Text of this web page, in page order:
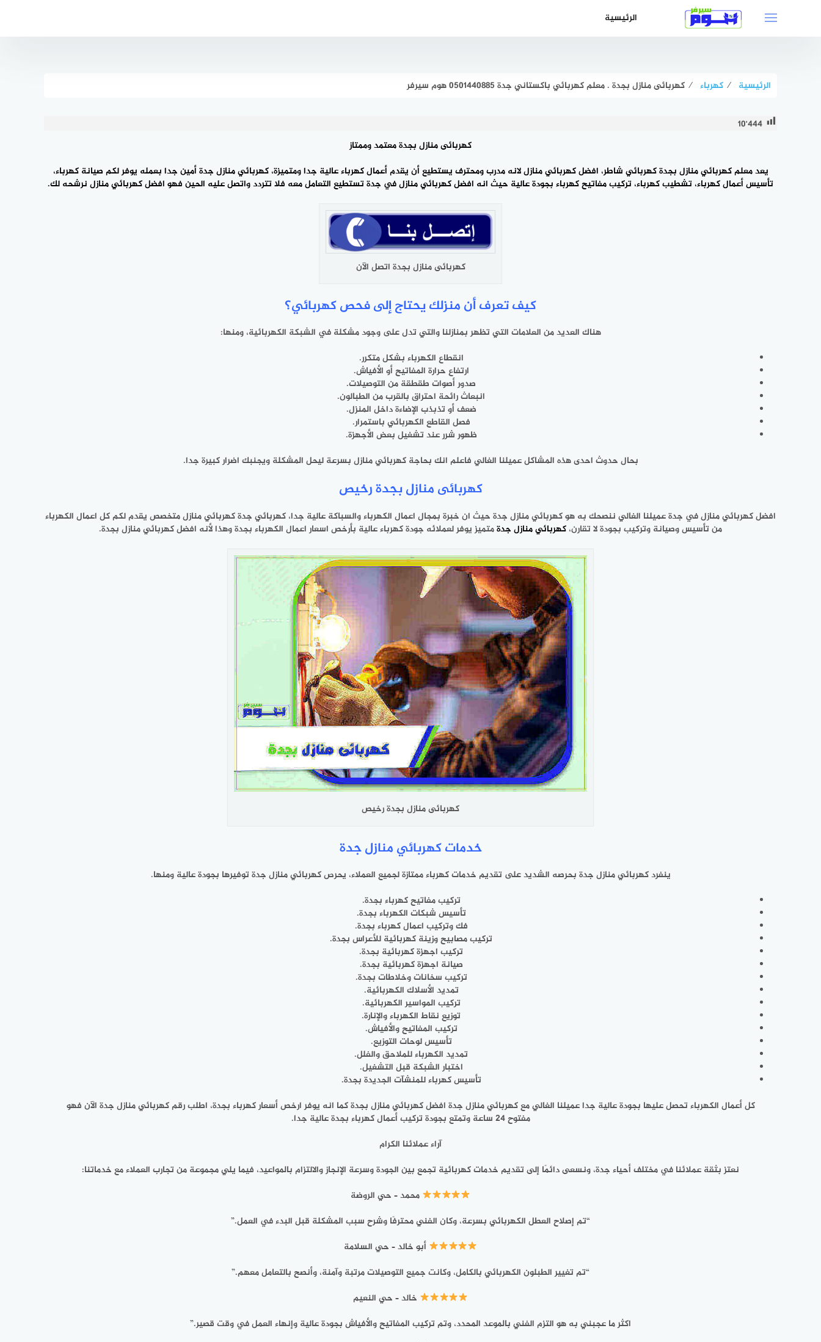
الرئيسية
الرئيسية ⁄ كهرباء ⁄ كهربائى منازل بجدة . معلم كهربائي باكستاني جدة 0501440885 هوم سيرفر
10٬444
كهربائى منازل بجدة معتمد وممتاز
يعد معلم كهربائي منازل بجدة كهربائي شاطر، افضل كهربائي منازل لانه مدرب ومحترف يستطيع أن يقدم أعمال كهرباء عالية جدا ومتميزة، كهربائي منازل جدة أمين جدا بعمله يوفر لكم صيانة كهرباء،
تأسيس أعمال كهرباء، تشطيب كهرباء، تركيب مفاتيح كهرباء بجودة عالية حيث انه افضل كهربائي منازل في جدة تستطيع التعامل معه فلا تتردد واتصل عليه الحين فهو افضل كهربائيمنازل نرشحه لك.
كهربائى منازل بجدة اتصل الآن
كيف تعرف أن منزلك يحتاج إلى فحص كهربائي؟
هناك العديد من العلامات التي تظهر بمنازلنا والتي تدل على وجود مشكلة في الشبكة الكهربائية، ومنها:
انقطاع الكهرباء بشكل متكرر.
ارتفاع حرارة المفاتيح أو الأفياش.
صدور أصوات طقطقة من التوصيلات.
انبعاث رائحة احتراق بالقرب من الطبالون.
ضعف أو تذبذب الإضاءة داخل المنزل.
فصل القاطع الكهربائي باستمرار.
ظهور شرر عند تشغيل بعض الأجهزة.
بحال حدوث احدى هذه المشاكل عميلنا الغالي فاعلم انك بحاجة كهربائي منازل بسرعة ليحل المشكلة ويجنبك اضرار كبيرة جدا.
كهربائى منازل بجدة رخيص
افضل كهربائي منازل في جدة عميلنا الغالي ننصحك به هو كهربائي منازل جدة حيث ان خبرة بمجال اعمال الكهرباء والسباكة عالية جدا، كهربائي جدة كهربائي منازل متخصص يقدم لكم كل اعمال الكهرباء
من تأسيس وصيانة وتركيب بجودة لا تقارن، كهربائي منازل جدةمتميز يوفر لعملائه جودة كهرباء عالية بأرخص اسعار اعمال الكهرباء بجدة وهذا لأنه افضل كهربائي منازل بجدة.
كهربائى منازل بجدة رخيص
خدمات كهربائي منازل جدة
ينفردكهربائي منازل جدة بحرصه الشديد على تقديم خدمات كهرباء ممتازة لجميع العملاء، يحرص كهربائي منازل جدة توفيرها بجودة عالية ومنها.
تركيب مفاتيح كهرباء بجدة.
تأسيس شبكات الكهرباء بجدة.
فك وتركيب اعمال كهرباء بجدة.
تركيب مصابيح وزينة كهربائية للأعراس بجدة.
تركيب اجهزة كهربائية بجدة.
صيانة اجهزة كهربائية بجدة.
تركيب سخانات وخلاطات بجدة.
تمديد الأسلاك الكهربائية.
تركيب المواسير الكهربائية.
توزيع نقاط الكهرباء والإنارة.
تركيب المفاتيح والأفياش.
تأسيس لوحات التوزيع.
تمديد الكهرباء للملاحق والفلل.
اختبار الشبكة قبل التشغيل.
تأسيس كهرباء للمنشآت الجديدة بجدة.
كل أعمال الكهرباء تحصل عليها بجودة عالية جدا عميلنا الغالي مع كهربائي منازل جدة افضل كهربائي منازل بجدة كما انه يوفر ارخص أسعار كهرباء بجدة، اطلب رقم كهربائي منازل جدة الآن فهو
مفتوح 24 ساعة وتمتع بجودة تركيب أعمال كهرباء بجدة عالية جدا.
آراء عملائنا الكرام
نعتز بثقة عملائنا في مختلف أحياء جدة، ونسعى دائمًا إلى تقديم خدمات كهربائية تجمع بين الجودة وسرعة الإنجاز والالتزام بالمواعيد، فيما يلي مجموعة من تجارب العملاء مع خدماتنا:
محمد – حي الروضة
“تم إصلاح العطل الكهربائي بسرعة، وكان الفني محترفًا وشرح سبب المشكلة قبل البدء في العمل.”
أبو خالد – حي السلامة
“تم تغيير الطبلون الكهربائي بالكامل، وكانت جميع التوصيلات مرتبة وآمنة، وأنصح بالتعامل معهم.”
خالد – حي النعيم
اكثر ما عجبني به هو التزم الفني بالموعد المحدد، وتم تركيب المفاتيح والأفياش بجودة عالية وإنهاء العمل في وقت قصير.”